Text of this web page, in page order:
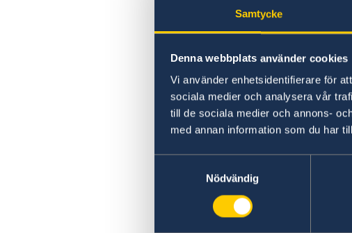
Samtycke
Denna webbplats använder cookies
Vi använder enhetsidentifierare för
sociala medier och analysera vår
till de sociala medier och annons-
med annan information som du har
Nödvändig